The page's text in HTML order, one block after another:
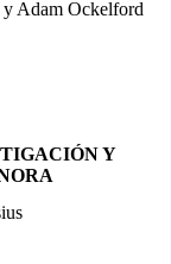
Adam Ockelford
Y